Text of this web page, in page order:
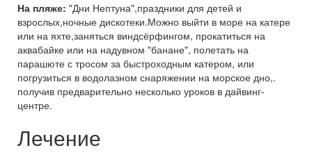
На пляже: "Дни Нептуна",праздники для детей и
взрослых,ночные дискотеки.Можно выйти в море на катере
или на яхте,заняться виндсёрфингом, прокатиться на
аквабайке или на надувном "банане", полетать на
парашюте с тросом за быстроходным катером, или
погрузиться в водолазном снаряжении на морское дно,.
получив предварительно несколько уроков в дайвинг-
центре.
Лечение